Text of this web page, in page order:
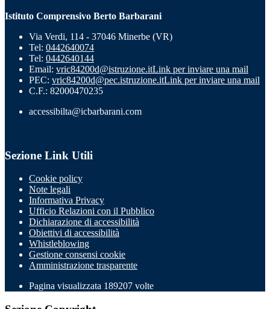
Istituto Comprensivo Berto Barbarani
Via Verdi, 114 - 37046 Minerbe (VR)
Tel: 0442640074
Tel: 0442640144
Email: vric84200d@istruzione.itLink per inviare una mail
PEC: vric84200d@pec.istruzione.itLink per inviare una mail
C.F.: 82000470235
accessibilta@icbarbarani.com
Sezione Link Utili
Cookie policy
Note legali
Informativa Privacy
Ufficio Relazioni con il Pubblico
Dichiarazione di accessibilità
Obiettivi di accessibilità
Whistleblowing
Gestione consensi cookie
Amministrazione trasparente
Pagina visualizzata 189207 volte